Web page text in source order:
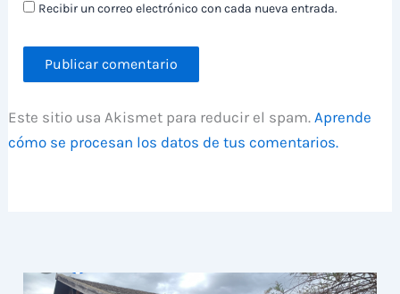
Recibir un correo electrónico con cada nueva entrada.
Este sitio usa Akismet para reducir el spam.Aprende
cómo se procesan los datos de tus comentarios.